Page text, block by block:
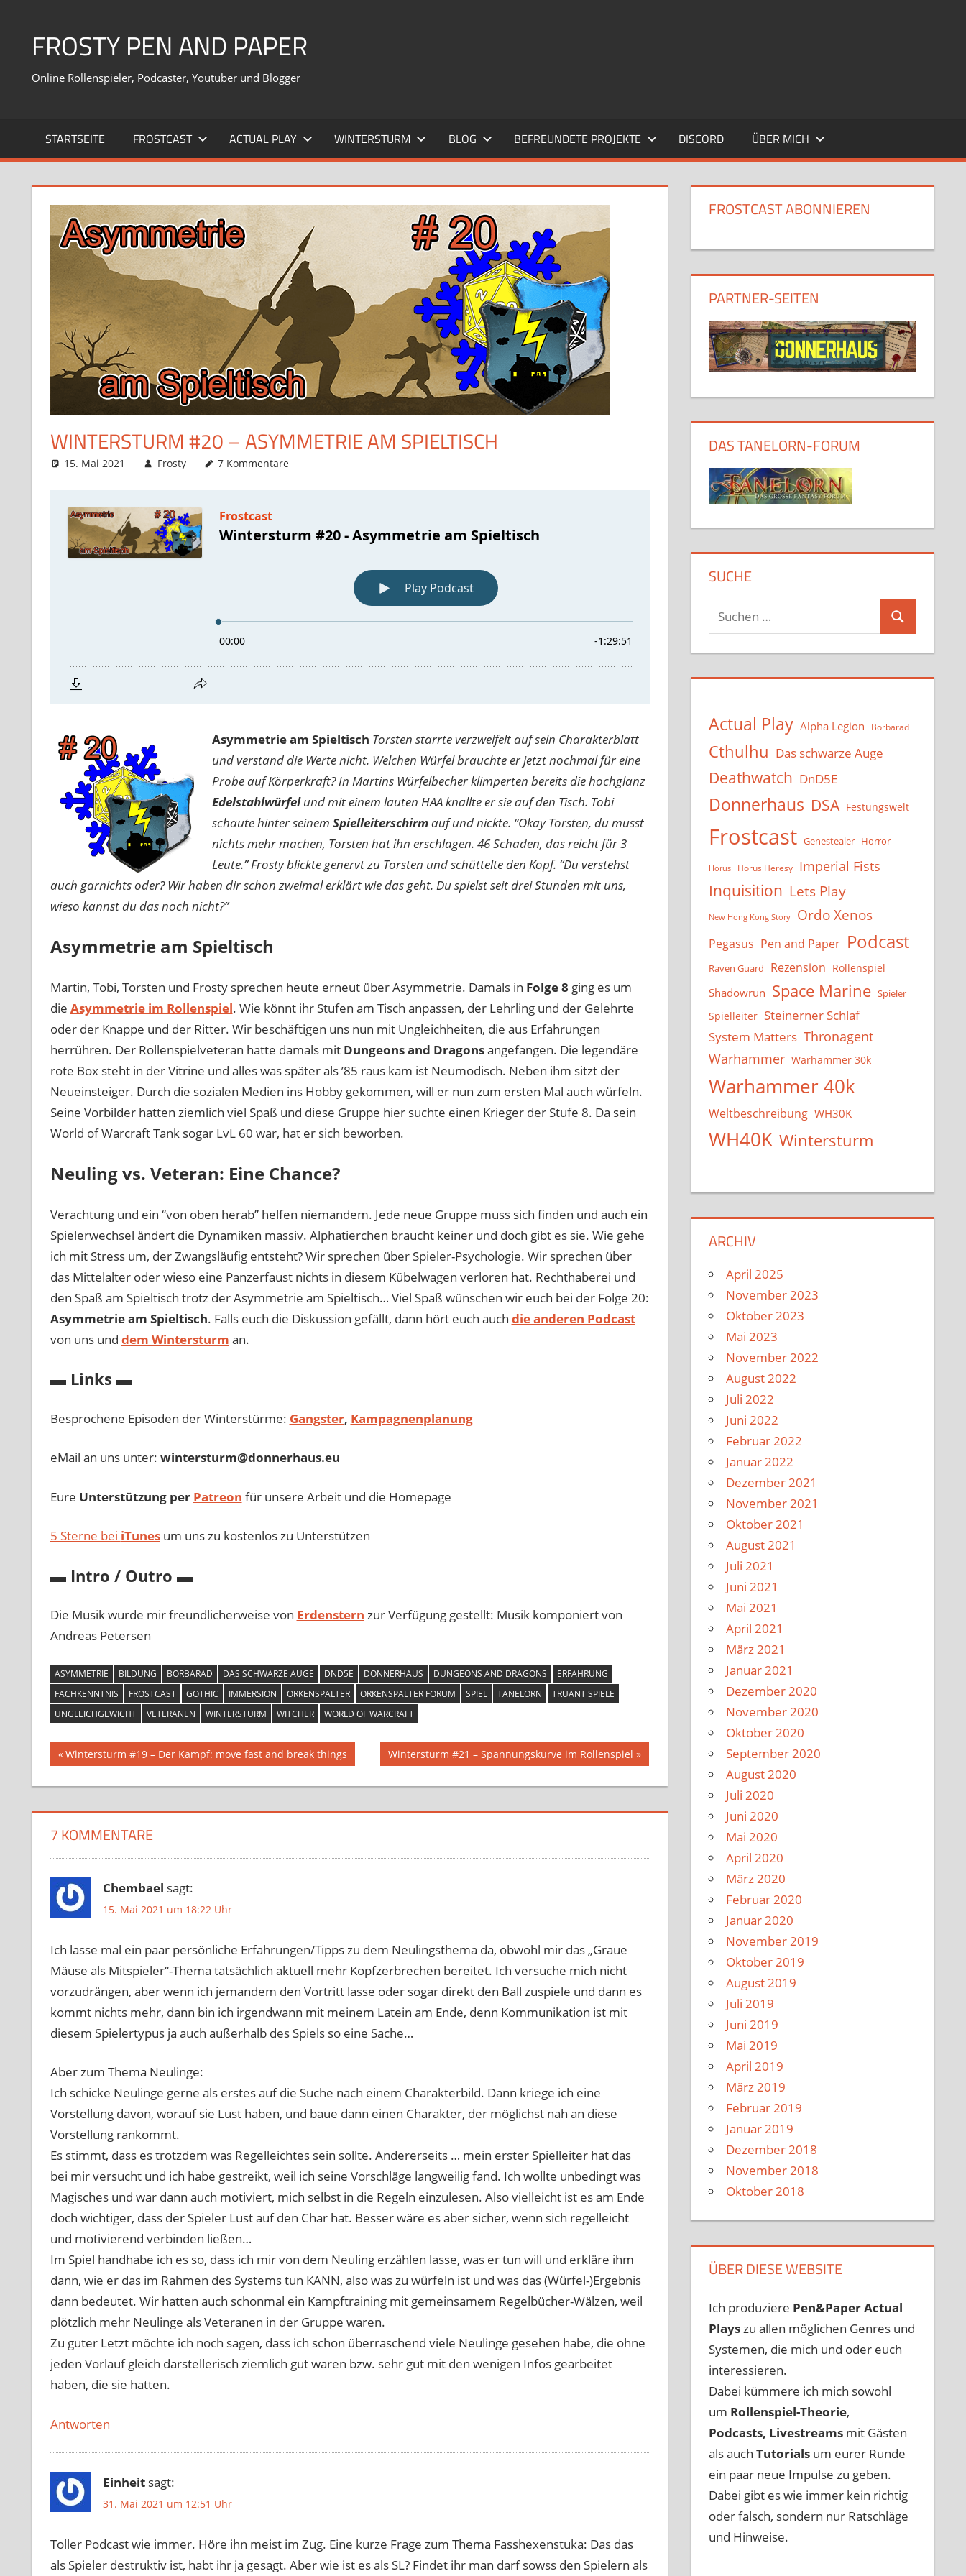
springenFROSTY PEN AND PAPER
Online Rollenspieler, Podcaster, Youtuber und Blogger
STARTSEITE FROSTCAST ACTUAL PLAY WINTERSTURM BLOG BEFREUNDETE PROJEKTE DISCORD ÜBER MICH
WINTERSTURM #20 – ASYMMETRIE AM SPIELTISCH
15. Mai 2021 Frosty 7 Kommentare
Asymmetrie am Spieltisch Torsten starrte verzweifelt auf sein Charakterblatt
und verstand die Werte nicht. Welchen Würfel brauchte er jetzt nochmal für eine
Probe auf Körperkraft? In Martins Würfelbecher klimperten bereits die hochglanz
Edelstahlwürfelund mit einem lauten HAA knallte er sie auf den Tisch. Tobi
schaute hinter seinem Spielleiterschirmauf und nickte. “Okay Torsten, du musst
nichts mehr machen, Torsten hat ihn erschlagen. 46 Schaden, das reicht für 3
Leute.” Frosty blickte genervt zu Torsten und schüttelte den Kopf. “Du verstehst
auch garnichts oder? Wir haben dir schon zweimal erklärt wie das geht. Du spielst seit drei Stunden mit uns,
wieso kannst du das noch nicht?”
Asymmetrie am Spieltisch
Martin, Tobi, Torsten und Frosty sprechen heute erneut über Asymmetrie. Damals in Folge 8 ging es um
die Asymmetrie im Rollenspiel. Wie könnt ihr Stufen am Tisch anpassen, der Lehrling und der Gelehrte
oder der Knappe und der Ritter. Wir beschäftigen uns nun mit Ungleichheiten, die aus Erfahrungen
herrühren. Der Rollenspielveteran hatte damals mit Dungeons and Dragonsangefangen. Die legendäre
rote Box steht in der Vitrine und alles was später als ’85 raus kam ist Neumodisch. Neben ihm sitzt der
Neueinsteiger. Durch die sozialen Medien ins Hobby gekommen, will er nun zum ersten Mal auch würfeln.
Seine Vorbilder hatten ziemlich viel Spaß und diese Gruppe hier suchte einen Krieger der Stufe 8. Da sein
World of Warcraft Tank sogar LvL 60 war, hat er sich beworben.
Neuling vs. Veteran: Eine Chance?
Verachtung und ein “von oben herab” helfen niemandem. Jede neue Gruppe muss sich finden und auch ein
Spielerwechsel ändert die Dynamiken massiv. Alphatierchen braucht keiner und doch gibt es sie. Wie gehe
ich mit Stress um, der Zwangsläufig entsteht? Wir sprechen über Spieler-Psychologie. Wir sprechen über
das Mittelalter oder wieso eine Panzerfaust nichts in diesem Kübelwagen verloren hat. Rechthaberei und
den Spaß am Spieltisch trotz der Asymmetrie am Spieltisch… Viel Spaß wünschen wir euch bei der Folge 20:
Asymmetrie am Spieltisch. Falls euch die Diskussion gefällt, dann hört euch auch die anderen Podcast
von uns und dem Wintersturm an.
▬ Links ▬
Besprochene Episoden der Winterstürme: Gangster, Kampagnenplanung
eMail an uns unter: wintersturm@donnerhaus.eu
Eure Unterstützung per Patreon für unsere Arbeit und die Homepage
5 Sterne bei iTunesum uns zu kostenlos zu Unterstützen
▬ Intro / Outro ▬
Die Musik wurde mir freundlicherweise von Erdenstern zur Verfügung gestellt: Musik komponiert von
Andreas Petersen
ASYMMETRIE BILDUNG BORBARAD DAS SCHWARZE AUGE DND5E DONNERHAUS DUNGEONS AND DRAGONS
ERFAHRUNG
FACHKENNTNIS
FROSTCAST GOTHIC IMMERSION ORKENSPALTER ORKENSPALTER FORUM SPIEL TANELORN
TRUANT SPIELE
UNGLEICHGEWICHT
VETERANEN WINTERSTURM WITCHER WORLD OF WARCRAFT
Beitragsnavigation
Vorheriger
Beitrag:
Wintersturm #19 – Der Kampf: move fast and break things
Nächster
Beitrag:
Wintersturm #21 – Spannungskurve im Rollenspiel
7 KOMMENTARE
Chembael sagt:
15. Mai 2021 um 18:22 Uhr
Ich lasse mal ein paar persönliche Erfahrungen/Tipps zu dem Neulingsthema da, obwohl mir das „Graue
Mäuse als Mitspieler“-Thema tatsächlich aktuell mehr Kopfzerbrechen bereitet. Ich versuche mich nicht
vorzudrängen, aber wenn ich jemandem den Vortritt lasse oder sogar direkt den Ball zuspiele und dann es
kommt nichts mehr, dann bin ich irgendwann mit meinem Latein am Ende, denn Kommunikation ist mit
diesem Spielertypus ja auch außerhalb des Spiels so eine Sache…
Aber zum Thema Neulinge:
Ich schicke Neulinge gerne als erstes auf die Suche nach einem Charakterbild. Dann kriege ich eine
Vorstellung davon, worauf sie Lust haben, und baue dann einen Charakter, der möglichst nah an diese
Vorstellung rankommt.
Es stimmt, dass es trotzdem was Regelleichtes sein sollte. Andererseits … mein erster Spielleiter hat das
bei mir versucht und ich habe gestreikt, weil ich seine Vorschläge langweilig fand. Ich wollte unbedingt was
Magisches und war dann auch motiviert, mich selbst in die Regeln einzulesen. Also vielleicht ist es am Ende
doch wichtiger, dass der Spieler Lust auf den Char hat. Besser wäre es aber sicher, wenn sich regelleicht
und motivierend verbinden ließen…
Im Spiel handhabe ich es so, dass ich mir von dem Neuling erzählen lasse, was er tun will und erkläre ihm
dann, wie er das im Rahmen des Systems tun KANN, also was zu würfeln ist und was das (Würfel-)Ergebnis
dann bedeutet. Wir hatten auch schonmal ein Kampftraining mit gemeinsamem Regelbücher-Wälzen, weil
plötzlich mehr Neulinge als Veteranen in der Gruppe waren.
Zu guter Letzt möchte ich noch sagen, dass ich schon überraschend viele Neulinge gesehen habe, die ohne
jeden Vorlauf gleich darstellerisch ziemlich gut waren bzw. sehr gut mit den wenigen Infos gearbeitet
haben, die sie hatten.
Antworten
Einheit sagt:
31. Mai 2021 um 12:51 Uhr
Toller Podcast wie immer. Höre ihn meist im Zug. Eine kurze Frage zum Thema Fasshexenstuka: Das das
als Spieler destruktiv ist, habt ihr ja gesagt. Aber wie ist es als SL? Findet ihr man darf sowss den Spielern als
FROSTCAST ABONNIEREN
PARTNER-SEITEN
DAS TANELORN-FORUM
SUCHE
Suchen
nach:
Suchen
Actual Play Alpha Legion Borbarad
Cthulhu Das schwarze Auge
Deathwatch DnD5E
Donnerhaus DSA Festungswelt
Frostcast Genestealer Horror
Horus Horus Heresy Imperial Fists
Inquisition Lets Play
New Hong Kong Story Ordo Xenos
Pegasus Pen and Paper Podcast
Raven Guard Rezension Rollenspiel
Shadowrun Space Marine Spieler
Spielleiter Steinerner Schlaf
System Matters Thronagent
Warhammer Warhammer 30k
Warhammer 40k
Weltbeschreibung WH30K
WH40K Wintersturm
ARCHIV
April 2025
November 2023
Oktober 2023
Mai 2023
November 2022
August 2022
Juli 2022
Juni 2022
Februar 2022
Januar 2022
Dezember 2021
November 2021
Oktober 2021
August 2021
Juli 2021
Juni 2021
Mai 2021
April 2021
März 2021
Januar 2021
Dezember 2020
November 2020
Oktober 2020
September 2020
August 2020
Juli 2020
Juni 2020
Mai 2020
April 2020
März 2020
Februar 2020
Januar 2020
November 2019
Oktober 2019
August 2019
Juli 2019
Juni 2019
Mai 2019
April 2019
März 2019
Februar 2019
Januar 2019
Dezember 2018
November 2018
Oktober 2018
ÜBER DIESE WEBSITE
Ich produziere Pen&PaperActual
Playszu allen möglichen Genres und
Systemen, die mich und oder euch
interessieren.
Dabei kümmere ich mich sowohl
um Rollenspiel-Theorie,
Podcasts, Livestreams mit Gästen
als auchTutorials um eurer Runde
ein paar neue Impulse zu geben.
Dabei gibt es wie immer kein richtig
oder falsch, sondern nur Ratschläge
und Hinweise.